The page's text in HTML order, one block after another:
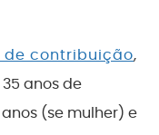
contribuição,
anos de
(se mulher) e